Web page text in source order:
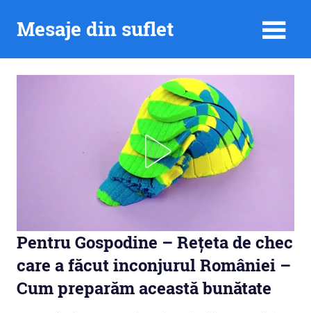
Mesaje din suflet
Pentru Gospodine – Rețeta de chec
care a făcut inconjurul României –
Cum preparăm această bunătate